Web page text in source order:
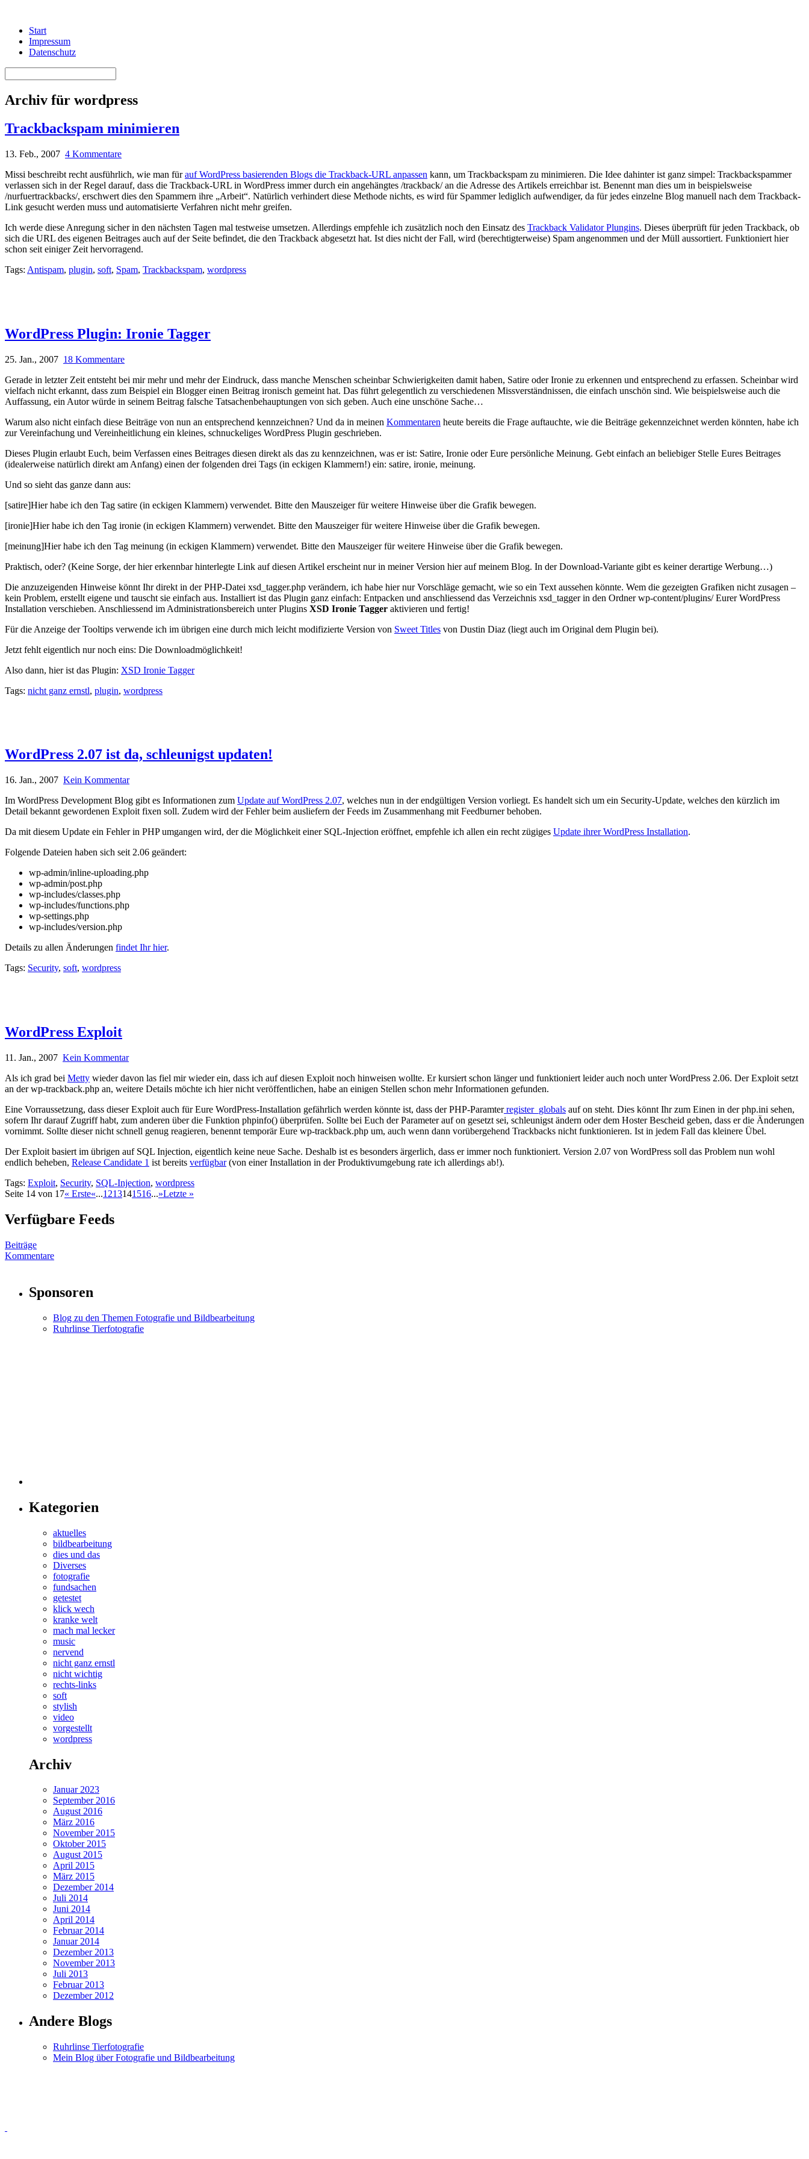
Start
Impressum
Datenschutz
Archiv für wordpress
Trackbackspam minimieren
13. Feb., 2007 4 Kommentare
Missi beschreibt recht ausführlich, wie man fürauf WordPress basierenden Blogs die Trackback-URL anpassen kann, um Trackbackspam zu minimieren. Die Idee dahinter ist ganz simpel: Trackbackspammer
verlassen sich in der Regel darauf, dass die Trackback-URL in WordPress immer durch ein angehängtes /trackback/ an die Adresse des Artikels erreichbar ist. Benennt man dies um in beispielsweise
/nurfuertrackbacks/, erschwert dies den Spammern ihre „Arbeit“. Natürlich verhindert diese Methode nichts, es wird für Spammer lediglich aufwendiger, da für jedes einzelne Blog manuell nach dem Trackback-
Link gesucht werden muss und automatisierte Verfahren nicht mehr greifen.
Ich werde diese Anregung sicher in den nächsten Tagen mal testweise umsetzen. Allerdings empfehle ich zusätzlich noch den Einsatz des Trackback Validator Plungins. Dieses überprüft für jeden Trackback, ob
sich die URL des eigenen Beitrages auch auf der Seite befindet, die den Trackback abgesetzt hat. Ist dies nicht der Fall, wird (berechtigterweise) Spam angenommen und der Müll aussortiert. Funktioniert hier
schon seit einiger Zeit hervorragend.
Tags: Antispam, plugin, soft, Spam, Trackbackspam, wordpress
WordPress Plugin: Ironie Tagger
25. Jan., 2007 18 Kommentare
Gerade in letzter Zeit entsteht bei mir mehr und mehr der Eindruck, dass manche Menschen scheinbar Schwierigkeiten damit haben, Satire oder Ironie zu erkennen und entsprechend zu erfassen. Scheinbar wird
vielfach nicht erkannt, dass zum Beispiel ein Blogger einen Beitrag ironisch gemeint hat. Das führt gelegentlich zu verschiedenen Missverständnissen, die einfach unschön sind. Wie beispielsweise auch die
Auffassung, ein Autor würde in seinem Beitrag falsche Tatsachenbehauptungen von sich geben. Auch eine unschöne Sache…
Warum also nicht einfach diese Beiträge von nun an entsprechend kennzeichnen? Und da in meinen Kommentaren heute bereits die Frage auftauchte, wie die Beiträge gekennzeichnet werden könnten, habe ich
zur Vereinfachung und Vereinheitlichung ein kleines, schnuckeliges WordPress Plugin geschrieben.
Dieses Plugin erlaubt Euch, beim Verfassen eines Beitrages diesen direkt als das zu kennzeichnen, was er ist: Satire, Ironie oder Eure persönliche Meinung. Gebt einfach an beliebiger Stelle Eures Beitrages
(idealerweise natürlich direkt am Anfang) einen der folgenden drei Tags (in eckigen Klammern!) ein: satire, ironie, meinung.
Und so sieht das ganze dann aus:
[satire]Hier habe ich den Tag satire (in eckigen Klammern) verwendet. Bitte den Mauszeiger für weitere Hinweise über die Grafik bewegen.
[ironie]Hier habe ich den Tag ironie (in eckigen Klammern) verwendet. Bitte den Mauszeiger für weitere Hinweise über die Grafik bewegen.
[meinung]Hier habe ich den Tag meinung (in eckigen Klammern) verwendet. Bitte den Mauszeiger für weitere Hinweise über die Grafik bewegen.
Praktisch, oder? (Keine Sorge, der hier erkennbar hinterlegte Link auf diesen Artikel erscheint nur in meiner Version hier auf meinem Blog. In der Download-Variante gibt es keiner derartige Werbung…)
Die anzuzeigenden Hinweise könnt Ihr direkt in der PHP-Datei xsd_tagger.php verändern, ich habe hier nur Vorschläge gemacht, wie so ein Text aussehen könnte. Wem die gezeigten Grafiken nicht zusagen –
kein Problem, erstellt eigene und tauscht sie einfach aus. Installiert ist das Plugin ganz einfach: Entpacken und anschliessend das Verzeichnis xsd_tagger in den Ordner wp-content/plugins/ Eurer WordPress
Installation verschieben. Anschliessend im Administrationsbereich unter Plugins XSD Ironie Tagger aktivieren und fertig!
Für die Anzeige der Tooltips verwende ich im übrigen eine durch mich leicht modifizierte Version von Sweet Titles von Dustin Diaz (liegt auch im Original dem Plugin bei).
Jetzt fehlt eigentlich nur noch eins: Die Downloadmöglichkeit!
Also dann, hier ist das Plugin: XSD Ironie Tagger
Tags: nicht ganz ernstl, plugin, wordpress
WordPress 2.07 ist da, schleunigst updaten!
16. Jan., 2007 Kein Kommentar
Im WordPress Development Blog gibt es Informationen zum Update auf WordPress 2.07, welches nun in der endgültigen Version vorliegt. Es handelt sich um ein Security-Update, welches den kürzlich im
Detail bekannt gewordenen Exploit fixen soll. Zudem wird der Fehler beim ausliefern der Feeds im Zusammenhang mit Feedburner behoben.
Da mit diesem Update ein Fehler in PHP umgangen wird, der die Möglichkeit einer SQL-Injection eröffnet, empfehle ich allen ein recht zügiges Update ihrer WordPress Installation.
Folgende Dateien haben sich seit 2.06 geändert:
wp-admin/inline-uploading.php
wp-admin/post.php
wp-includes/classes.php
wp-includes/functions.php
wp-settings.php
wp-includes/version.php
Details zu allen Änderungen findet Ihr hier.
Tags: Security, soft, wordpress
WordPress Exploit
11. Jan., 2007 Kein Kommentar
Als ich grad bei Metty wieder davon las fiel mir wieder ein, dass ich auf diesen Exploit noch hinweisen wollte. Er kursiert schon länger und funktioniert leider auch noch unter WordPress 2.06. Der Exploit setzt
an der wp-trackback.php an, weitere Details möchte ich hier nicht veröffentlichen, habe an einigen Stellen schon mehr Informationen gefunden.
Eine Vorraussetzung, dass dieser Exploit auch für Eure WordPress-Installation gefährlich werden könnte ist, dass der PHP-Paramterregister_globals auf on steht. Dies könnt Ihr zum Einen in der php.ini sehen,
sofern Ihr darauf Zugriff habt, zum anderen über die Funktion phpinfo() überprüfen. Sollte bei Euch der Parameter auf on gesetzt sei, schleunigst ändern oder dem Hoster Bescheid geben, dass er die Änderungen
vornimmt. Sollte dieser nicht schnell genug reagieren, benennt temporär Eure wp-trackback.php um, auch wenn dann vorübergehend Trackbacks nicht funktionieren. Ist in jedem Fall das kleinere Übel.
Der Exploit basiert im übrigen auf SQL Injection, eigentlich keine neue Sache. Deshalb ist es besonders ärgerlich, dass er immer noch funktioniert. Version 2.07 von WordPress soll das Problem nun wohl
endlich beheben, Release Candidate 1 ist bereits verfügbar(von einer Installation in der Produktivumgebung rate ich allerdings ab!).
Tags: Exploit, Security, SQL-Injection, wordpress
Seite 14 von 17« Erste«...1213141516...»Letzte »
Verfügbare Feeds
Beiträge
Kommentare
Sponsoren
Blog zu den Themen Fotografie und Bildbearbeitung
Ruhrlinse Tierfotografie
Kategorien
aktuelles
bildbearbeitung
dies und das
Diverses
fotografie
fundsachen
getestet
klick wech
kranke welt
mach mal lecker
music
nervend
nicht ganz ernstl
nicht wichtig
rechts-links
soft
stylish
video
vorgestellt
wordpress
Archiv
Januar 2023
September 2016
August 2016
März 2016
November 2015
Oktober 2015
August 2015
April 2015
März 2015
Dezember 2014
Juli 2014
Juni 2014
April 2014
Februar 2014
Januar 2014
Dezember 2013
November 2013
Juli 2013
Februar 2013
Dezember 2012
Andere Blogs
Ruhrlinse Tierfotografie
Mein Blog über Fotografie und Bildbearbeitung